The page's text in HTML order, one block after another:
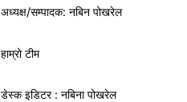
अध्यक्ष/सम्पादक: नबिन पोखरेल
हाम्रो टीम
डेस्क इडिटर : नबिना पोखरेल